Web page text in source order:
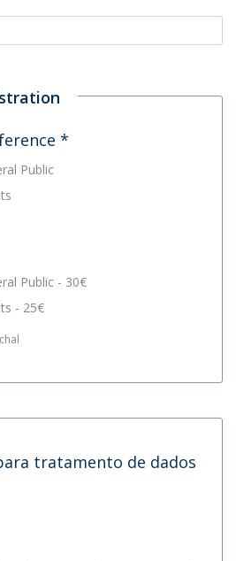
*
Public
Public - 30€
- 25€
tratamento de dados